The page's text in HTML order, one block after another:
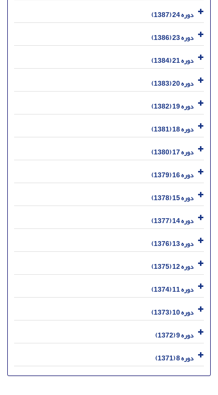
دوره 24 (1387)
دوره 23 (1386)
دوره 21 (1384)
دوره 20 (1383)
دوره 19 (1382)
دوره 18 (1381)
دوره 17 (1380)
دوره 16 (1379)
دوره 15 (1378)
دوره 14 (1377)
دوره 13 (1376)
دوره 12 (1375)
دوره 11 (1374)
دوره 10 (1373)
دوره 9 (1372)
دوره 8 (1371)